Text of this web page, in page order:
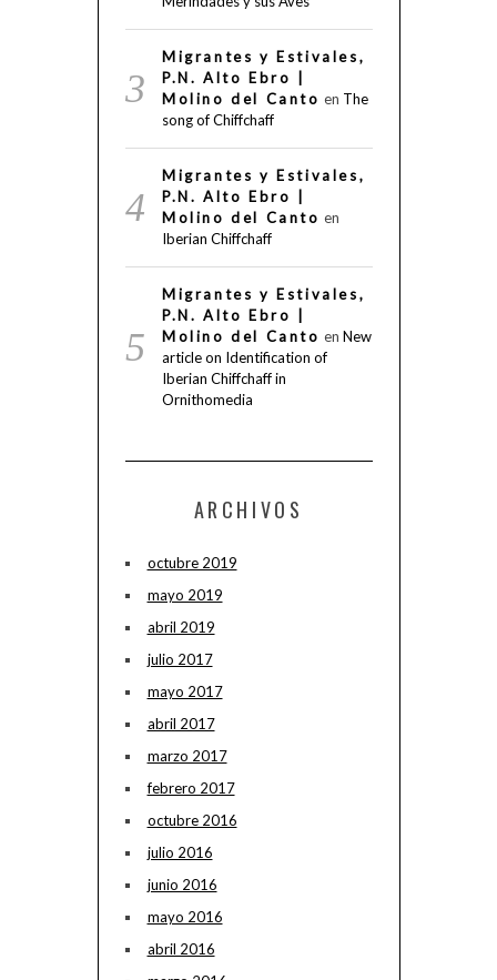
Migrantes y Estivales,
P.N. Alto Ebro |
Molino del Canto en The
song of Chiffchaff
Migrantes y Estivales,
P.N. Alto Ebro |
Molino del Canto en
Iberian Chiffchaff
Migrantes y Estivales,
P.N. Alto Ebro |
Molino del Canto en New
article on Identification of
Iberian Chiffchaff in
Ornithomedia
ARCHIVOS
octubre 2019
mayo 2019
abril 2019
julio 2017
mayo 2017
abril 2017
marzo 2017
febrero 2017
octubre 2016
julio 2016
junio 2016
mayo 2016
abril 2016